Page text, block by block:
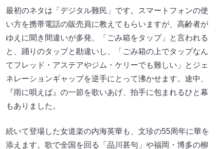
最初のネタは「デジタル難民」です。スマートフォンの使
い方を携帯電話の販売員に教えてもらいますが、高齢者が
ゆえに聞き間違いが多発。「ごみ箱をタップ」と言われる
と、踊りのタップと勘違いし、「ごみ箱の上でタップなん
てフレッド・アステアやジム・ケリーでも難しい」とジェ
ネレーションギャップを逆手にとって沸かせます。途中、
『雨に唄えば』の一節を歌いあげ、拍手に包まれるひと幕
もありました。
続いて登場した女道楽の内海英華も、文珍の55周年に華を
添えます。歌で全国を回る「品川甚句」や福岡・博多の柳